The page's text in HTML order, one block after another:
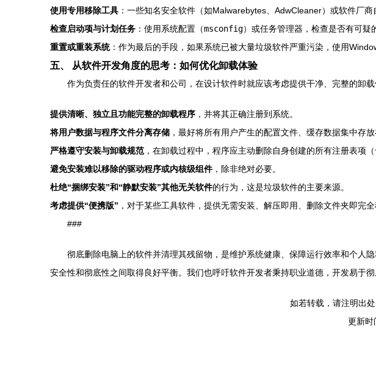
使用专用移除工具 ：一些知名安全软件（如Malwarebytes、AdwCleaner）或软件厂
检查启动项与计划任务 ：使用系统配置（msconfig）或任务管理器，检查是否有可疑
重置或重装系统：作为最后的手段，如果系统已被大量垃圾软件严重污染，使用
五、 从软件开发角度的思考：如何优化卸载体验
作为负责任的软件开发者和公司，在设计软件时就应该考虑提供干净、完整的卸
提供清晰、独立且功能完整的卸载程序 ，并将其正确注册到系统。
将用户数据与程序文件分离存储 ，最好将所有用户产生的配置文件、缓存数据集中存
严格遵守安装与卸载规范 ，在卸载过程中，程序应主动删除自身创建的所有注册表项
避免安装难以移除的驱动程序或内核级组件，除非绝对必要。
杜绝“捆绑安装”和“静默安装”其他无关软件的行为，这是垃圾软件的主要来源。
考虑提供“便携版” ，对于某些工具软件，提供无需安装、解压即用、删除文件夹即完
###
彻底删除电脑上的软件并清理其残留物，是维护系统健康、保障运行效率和个人
安全性和彻底性之间取得良好平衡。我们也呼吁软件开发者秉持职业道德，开发易于
如若转载，请注明出
更新